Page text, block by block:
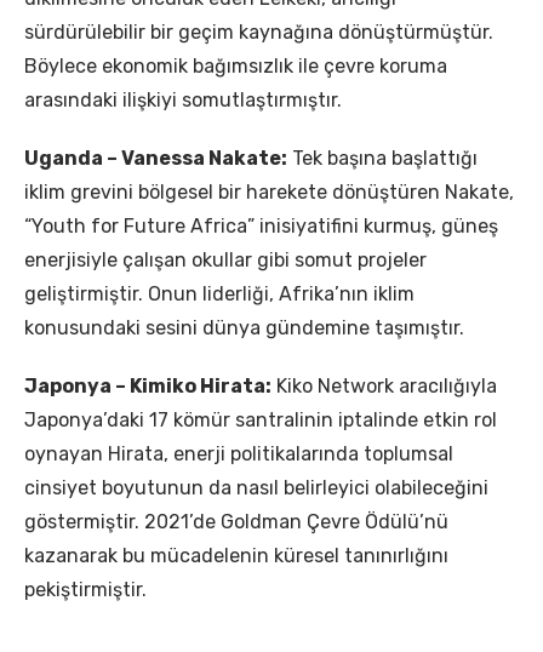
sürdürülebilir bir geçim kaynağına dönüştürmüştür.
Böylece ekonomik bağımsızlık ile çevre koruma
arasındaki ilişkiyi somutlaştırmıştır.
Uganda – Vanessa Nakate: Tek başına başlattığı
iklim grevini bölgesel bir harekete dönüştüren Nakate,
“Youth for Future Africa” inisiyatifini kurmuş, güneş
enerjisiyle çalışan okullar gibi somut projeler
geliştirmiştir. Onun liderliği, Afrika’nın iklim
konusundaki sesini dünya gündemine taşımıştır.
Japonya – Kimiko Hirata: Kiko Network aracılığıyla
Japonya’daki 17 kömür santralinin iptalinde etkin rol
oynayan Hirata, enerji politikalarında toplumsal
cinsiyet boyutunun da nasıl belirleyici olabileceğini
göstermiştir. 2021’de Goldman Çevre Ödülü’nü
kazanarak bu mücadelenin küresel tanınırlığını
pekiştirmiştir.